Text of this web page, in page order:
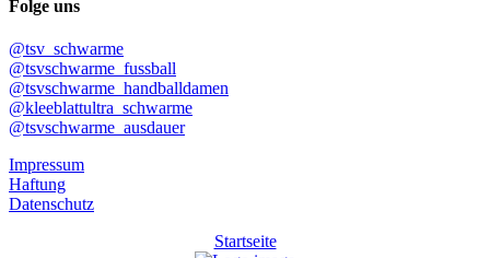
Folge uns
@tsv_schwarme
@tsvschwarme_fussball
@tsvschwarme_handballdamen
@kleeblattultra_schwarme
@tsvschwarme_ausdauer
Impressum
Haftung
Datenschutz
Startseite